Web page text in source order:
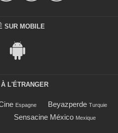
SUR MOBILE
L'ÉTRANGER
Espagne Beyazperde Turquie
Sensacine México Mexique